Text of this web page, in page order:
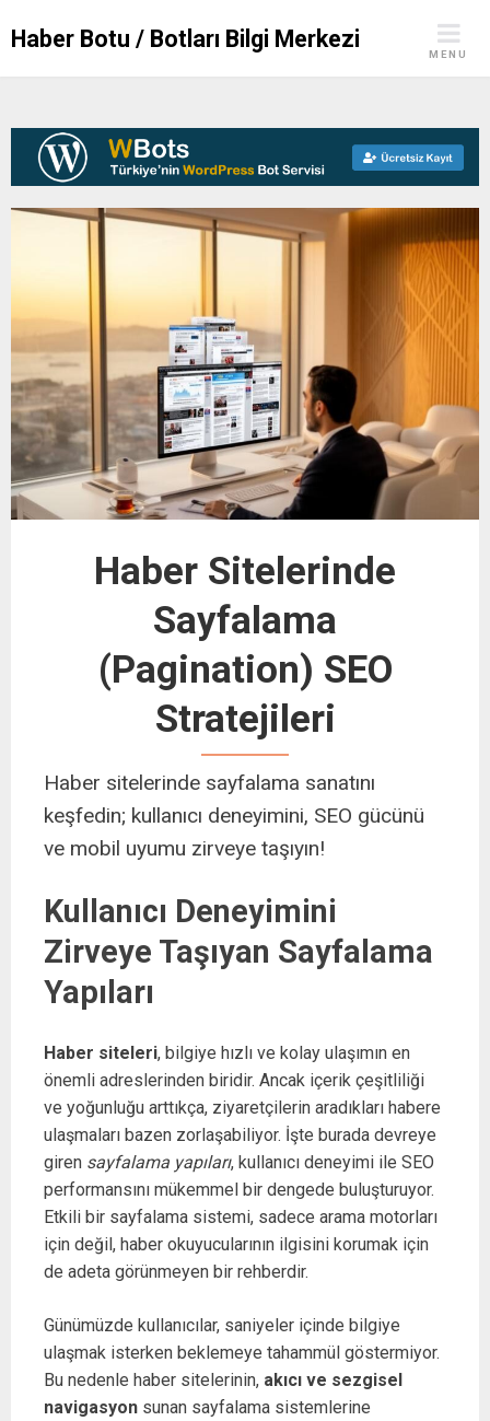
Haber Botu / Botları Bilgi Merkezi
MENU
Haber Sitelerinde
Sayfalama
(Pagination) SEO
Stratejileri
Haber sitelerinde sayfalama sanatını
keşfedin; kullanıcı deneyimini, SEO gücünü
ve mobil uyumu zirveye taşıyın!
Kullanıcı Deneyimini
Zirveye Taşıyan Sayfalama
Yapıları
Haber siteleri, bilgiye hızlı ve kolay ulaşımın en
önemli adreslerinden biridir. Ancak içerik çeşitliliği
ve yoğunluğu arttıkça, ziyaretçilerin aradıkları habere
ulaşmaları bazen zorlaşabiliyor. İşte burada devreye
giren sayfalama yapıları, kullanıcı deneyimi ile SEO
performansını mükemmel bir dengede buluşturuyor.
Etkili bir sayfalama sistemi, sadece arama motorları
için değil, haber okuyucularının ilgisini korumak için
de adeta görünmeyen bir rehberdir.
Günümüzde kullanıcılar, saniyeler içinde bilgiye
ulaşmak isterken beklemeye tahammül göstermiyor.
Bu nedenle haber sitelerinin, akıcı ve sezgisel
navigasyon sunan sayfalama sistemlerine